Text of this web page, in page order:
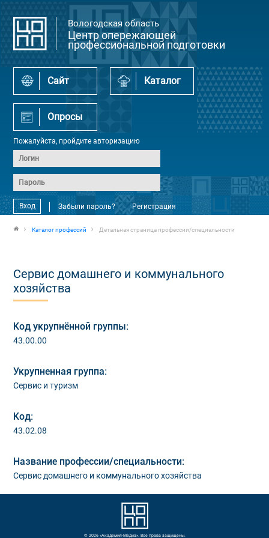
Вологодская область
Центр опережающей
профессиональной подготовки
Сайт Каталог
Опросы
Пожалуйста, пройдите авторизацию
Вход Забыли пароль? Регистрация
Каталог профессий Детальная страница профессии/специальности
Сервис домашнего и коммунального
хозяйства
Код укрупнённой группы:
43.00.00
Укрупненная группа:
Сервис и туризм
Код:
43.02.08
Название профессии/специальности:
Сервис домашнего и коммунального хозяйства
© 2026 «Академия-Медиа». Все права защищены.